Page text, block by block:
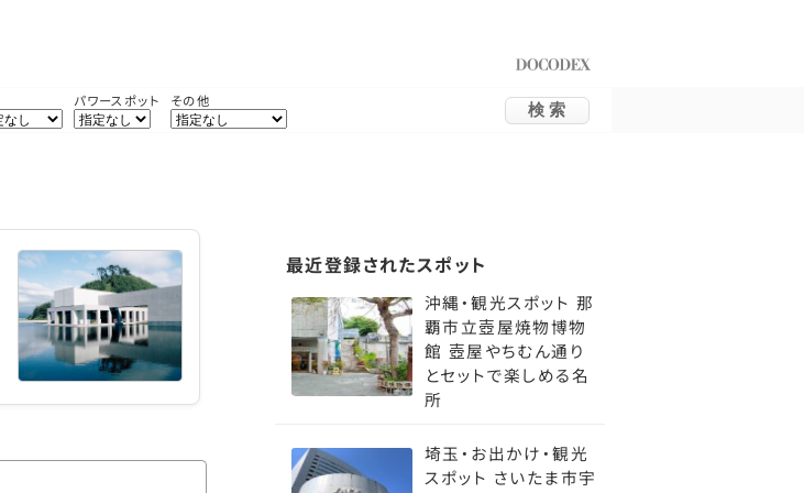
パワースポット その他
最近登録されたスポット
沖縄・観光スポット 那
覇市立壺屋焼物博物
館 壺屋やちむん通り
とセットで楽しめる名
所
埼玉・お出かけ・観光
スポット さいたま市宇